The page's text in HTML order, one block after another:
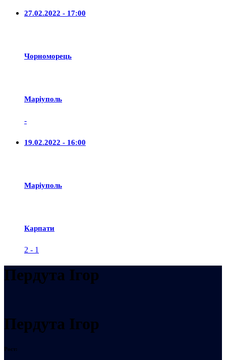
27.02.2022 - 17:00
Чорноморець
Маріуполь
-
19.02.2022 - 16:00
Маріуполь
Карпати
2 - 1
Пердута Ігор
Пердута Ігор
Рост: